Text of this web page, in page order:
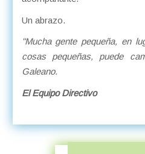
Un abrazo.
"Mucha gente pequeña, en
cosas pequeñas, puede
Galeano.
El Equipo Directivo